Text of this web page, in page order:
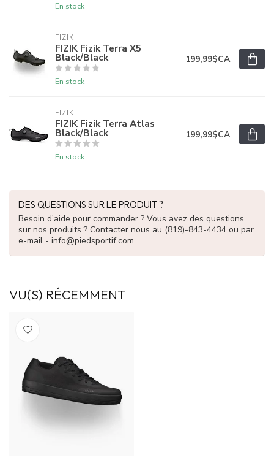
En stock
FIZIK
FIZIK Fizik Terra X5
Black/Black
En stock
199,99$CA
FIZIK
FIZIK Fizik Terra Atlas
Black/Black
En stock
199,99$CA
DES QUESTIONS SUR LE PRODUIT ?
Besoin d'aide pour commander ? Vous avez des questions
sur nos produits ? Contacter nous au (819)-843-4434 ou par
e-mail - info@piedsportif.com
VU(S) RÉCEMMENT